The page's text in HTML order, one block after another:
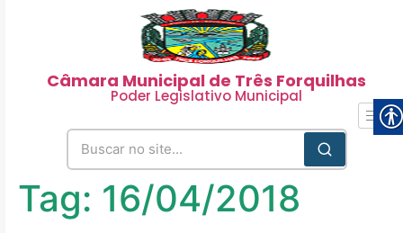
Câmara Municipal de Três Forquilhas
Poder Legislativo Municipal
Tag: 16/04/2018